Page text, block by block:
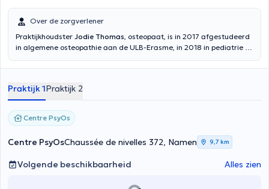
Over de zorgverlener
Praktijkhoudster Jodie Thomas, osteopaat, is in 2017 afgestudeerd
in algemene osteopathie aan de ULB-Erasme, in 2018 in pediatrie en
in het PsyOs Centre in Temploux (Chaussée de Nivelles 372) en in
pediatrische en perinatale osteopathie en haar consultaties worden
in het Frans en Engels gegeven. Zij ontvangt haar patiënten in een
schone kamer voor diverse consulten: spit, nekpijn, migraine,
kaakproblemen, ribpijn, stressmanagement en rugproblemen. Ze
accepteert kinderen, zwangere vrouwen en baby's. U kunt haar ook
raadplegen voor een noodgeval.
Praktijk 1Praktijk 2
Centre PsyOs
Centre PsyOsChaussée de nivelles 372, Namen 9,7 km
Volgende beschikbaarheid Alles zien